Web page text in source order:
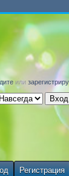
или
Регистрация